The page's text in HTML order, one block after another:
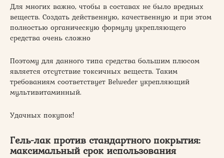
Для многих важно, чтобы в составах не было вредных
веществ. Создать действенную, качественную и при этом
полностью органическую формулу укрепляющего
средства очень сложно
Поэтому для данного типа средства большим плюсом
является отсутствие токсичных веществ. Таким
требованиям соответствует Belweder укрепляющий
мультивитаминный.
Удачных покупок!
Гель-лак против стандартного покрытия:
максимальный срок использования